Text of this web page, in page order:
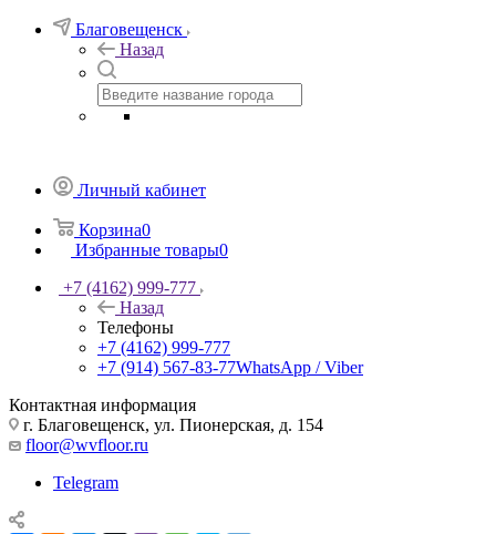
Благовещенск
Назад
Личный кабинет
Корзина0
Избранные товары0
+7 (4162) 999-777
Назад
Телефоны
+7 (4162) 999-777
+7 (914) 567-83-77WhatsApp / Viber
Контактная информация
г. Благовещенск, ул. Пионерская, д. 154
floor@wvfloor.ru
Telegram